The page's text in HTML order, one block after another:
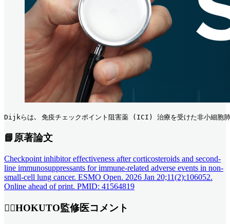
Dijkらは､ 免疫チェックポイント阻害薬 (ICI) 治療を受けた非小細胞肺
📘原著論文
Checkpoint inhibitor effectiveness after corticosteroids and second-
line immunosuppressants for immune-related adverse events in non-
small-cell lung cancer. ESMO Open. 2026 Jan 20;11(2):106052.
Online ahead of print. PMID: 41564819
👨‍⚕️HOKUTO監修医コメント